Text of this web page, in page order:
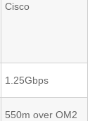
Cisco
1.25Gbps
550m over OM2